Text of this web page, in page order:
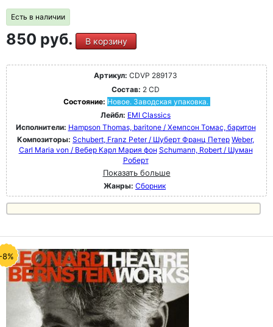
Есть в наличии
850 руб. В корзину
Артикул: CDVP 289173
Состав: 2 CD
Состояние: Новое. Заводская упаковка.
Лейбл: EMI Classics
Исполнители: Hampson Thomas, baritone / Хемпсон Томас, баритон
Композиторы: Schubert, Franz Peter / Шуберт Франц Петер Weber,
Carl Maria von / Вебер Карл Мария фон Schumann, Robert / Шуман
Роберт
Показать больше
Жанры: Сборник
8%